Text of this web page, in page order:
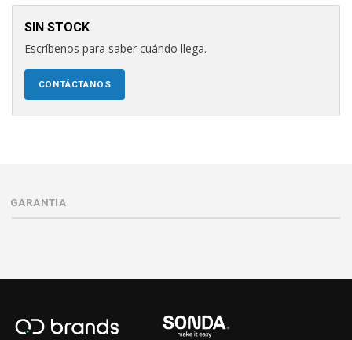
SIN STOCK
Escríbenos para saber cuándo llega.
CONTÁCTANOS
GARANTÍA